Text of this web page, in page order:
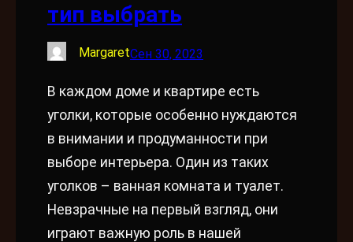
тип выбрать
MargaretСен 30, 2023
В каждом доме и квартире есть
уголки, которые особенно нуждаются
в внимании и продуманности при
выборе интерьера. Один из таких
уголков – ванная комната и туалет.
Невзрачные на первый взгляд, они
играют важную роль в нашей